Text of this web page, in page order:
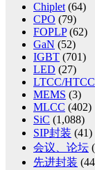
Chiplet (64)
CPO (79)
FOPLP(62)
GaN (52)
IGBT (701)
LED (27)
LTCC/HTCC
MEMS (3)
MLCC (402)
SiC (1,088)
SIP封装 (41)
会议、论坛
先进封装